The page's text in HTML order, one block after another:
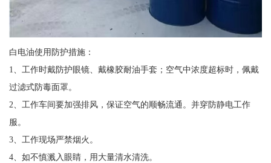
白电油使用防护措施：
1、工作时戴防护眼镜、戴橡胶耐油手套；空气中浓度超标时，佩戴
过滤式防毒面罩。
2、工作车间要加强排风，保证空气的顺畅流通。并穿防静电工作
服。
3、工作现场严禁烟火。
4、如不慎溅入眼睛，用大量清水清洗。